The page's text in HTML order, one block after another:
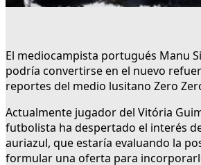
El mediocampista portugués Manu
podría convertirse en el nuevo
reportes del medio lusitano Zero
Actualmente jugador del Vitória
futbolista ha despertado el interés
auriazul, que estaría evaluando la
formular una oferta para